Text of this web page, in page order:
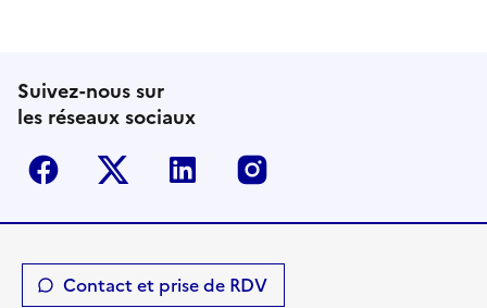
Suivez-nous sur
les réseaux sociaux
Facebook Twitter-X Linkedin
Contact et prise de RDV